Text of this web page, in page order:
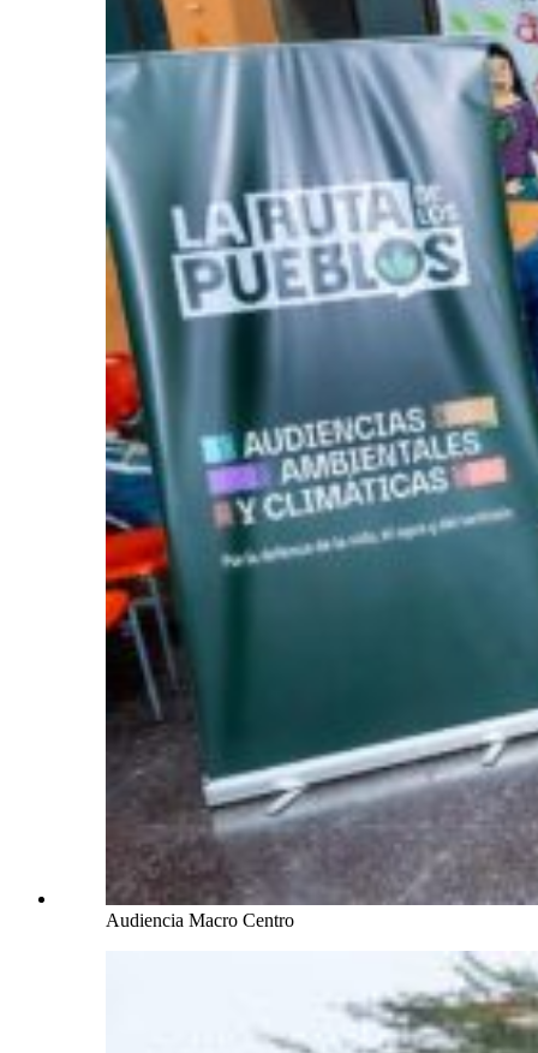
Audiencia Macro Centro